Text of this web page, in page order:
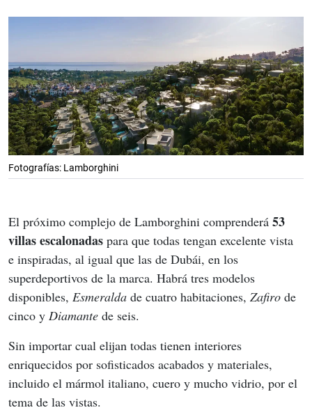
Fotografías: Lamborghini
El próximo complejo de Lamborghini comprenderá 53
villas escalonadas para que todas tengan excelente vista
e inspiradas, al igual que las de Dubái, en los
superdeportivos de la marca. Habrá tres modelos
disponibles, Esmeralda de cuatro habitaciones, Zafiro de
cinco y Diamante de seis.
Sin importar cual elijan todas tienen interiores
enriquecidos por sofisticados acabados y materiales,
incluido el mármol italiano, cuero y mucho vidrio, por el
tema de las vistas.